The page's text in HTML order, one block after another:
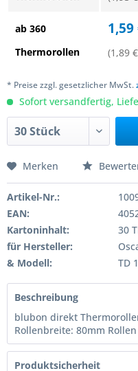
ab 360
Thermorollen
(1,89
* Preise zzgl. gesetzlicher MwSt.
Sofort versandfertig,
Merken
Artikel-Nr.:
EAN:
Kartoninhalt:
30
für Hersteller:
& Modell:
TD
Beschreibung
blubon direkt
Rollenbreite: 80mm
Produktsicherheit